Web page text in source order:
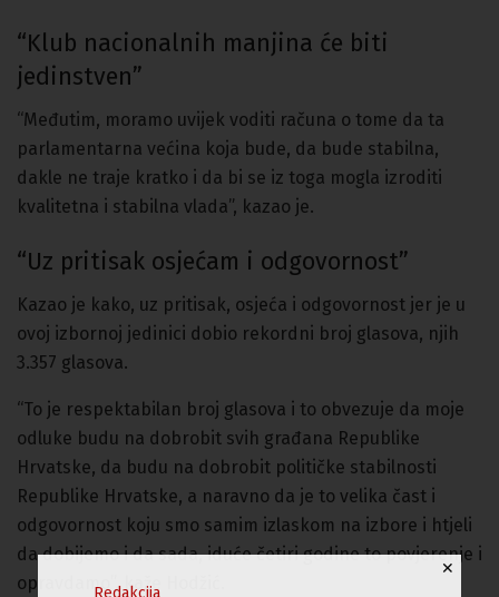
“Klub nacionalnih manjina će biti
jedinstven”
“Međutim, moramo uvijek voditi računa o tome da ta
parlamentarna većina koja bude, da bude stabilna,
dakle ne traje kratko i da bi se iz toga mogla izroditi
kvalitetna i stabilna vlada”, kazao je.
“Uz pritisak osjećam i odgovornost”
Kazao je kako, uz pritisak, osjeća i odgovornost jer je u
ovoj izbornoj jedinici dobio rekordni broj glasova, njih
3.357 glasova.
“To je respektabilan broj glasova i to obvezuje da moje
odluke budu na dobrobit svih građana Republike
Hrvatske, da budu na dobrobit političke stabilnosti
Republike Hrvatske, a naravno da je to velika čast i
odgovornost koju smo samim izlaskom na izbore i htjeli
da dobijemo i da sada, iduće četiri godine to povjerenje i
opravdamo”, kaže Hodžić.
✕
Redakcija